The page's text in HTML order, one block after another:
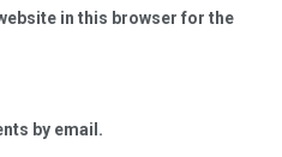
in this browser for the
by email.